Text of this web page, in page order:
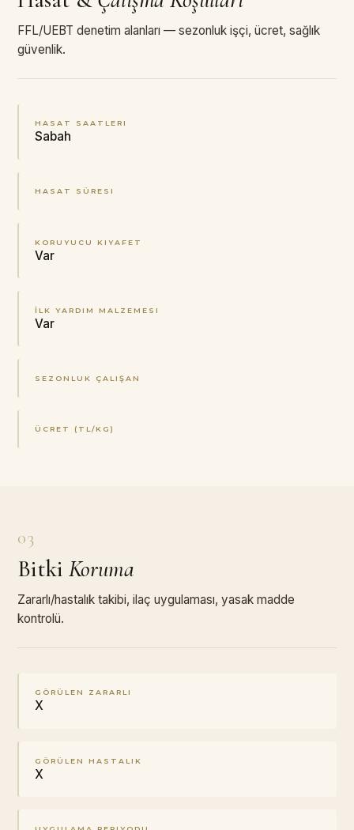
FFL/UEBT denetim alanları — sezonluk işçi, ücret, sağlık
güvenlik.
HASAT SAATLERI
Sabah
HASAT SÜRESI
KORUYUCU KIYAFET
Var
İLK YARDIM MALZEMESI
Var
SEZONLUK ÇALIŞAN
ÜCRET (TL/KG)
03
Bitki Koruma
Zararlı/hastalık takibi, ilaç uygulaması, yasak madde
kontrolü.
GÖRÜLEN ZARARLI
X
GÖRÜLEN HASTALIK
X